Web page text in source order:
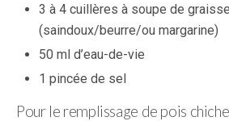
3 à 4 cuillères à soupe de graisse
(saindoux/beurre/ou margarine)
50 ml d’eau-de-vie
1 pincée de sel
Pour le remplissage de pois chiche